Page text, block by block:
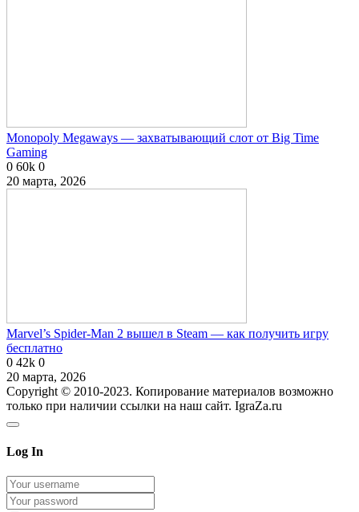
Monopoly Megaways — захватывающий слот от Big Time
Gaming
0 60k 0
20 марта, 2026
Marvel’s Spider-Man 2 вышел в Steam — как получить игру
бесплатно
0 42k 0
20 марта, 2026
Copyright © 2010-2023. Копирование материалов возможно
только при наличии ссылки на наш сайт. IgraZa.ru
Log In